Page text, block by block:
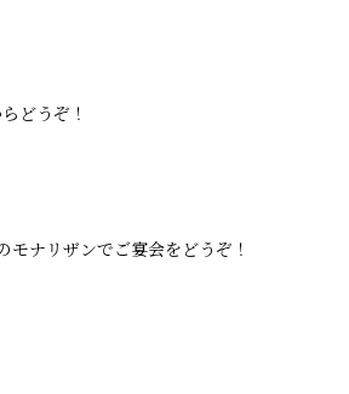
どうぞ！
ナリザンでご宴会をどうぞ！